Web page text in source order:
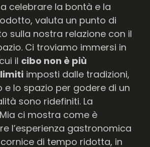
celebrare la bontà e la
valuta un punto di
sulla nostra relazione con il
Ci troviamo immersi in
il cibo non è più
imposti dalle tradizioni,
e lo spazio per godere di un
sono ridefiniti. La
ci mostra come è
l’esperienza gastronomica
di tempo ridotta, in